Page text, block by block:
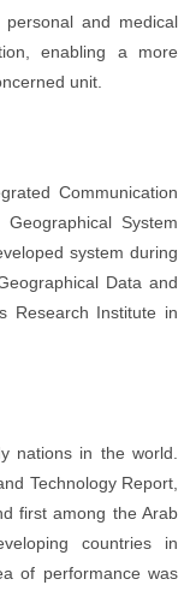
and medical
enabling a more
unit.
Communication
System
system during
Data and
Research Institute in
nations in the world.
Technology Report,
first among the Arab
countries in
of performance was